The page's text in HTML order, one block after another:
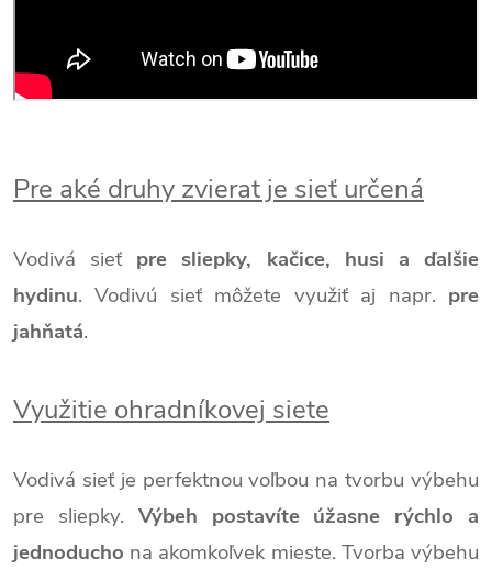
Pre aké druhy zvierat je sieť určená
Vodivá sieť pre sliepky, kačice, husi a ďalšie
hydinu.Vodivú sieť môžete využiť aj napr. pre
jahňatá.
Využitie ohradníkovej siete
Vodivá sieť je perfektnou voľbou na tvorbu výbehu
pre sliepky. Výbeh postavíte úžasne rýchlo a
jednoducho na akomkoľvek mieste. Tvorba výbehu